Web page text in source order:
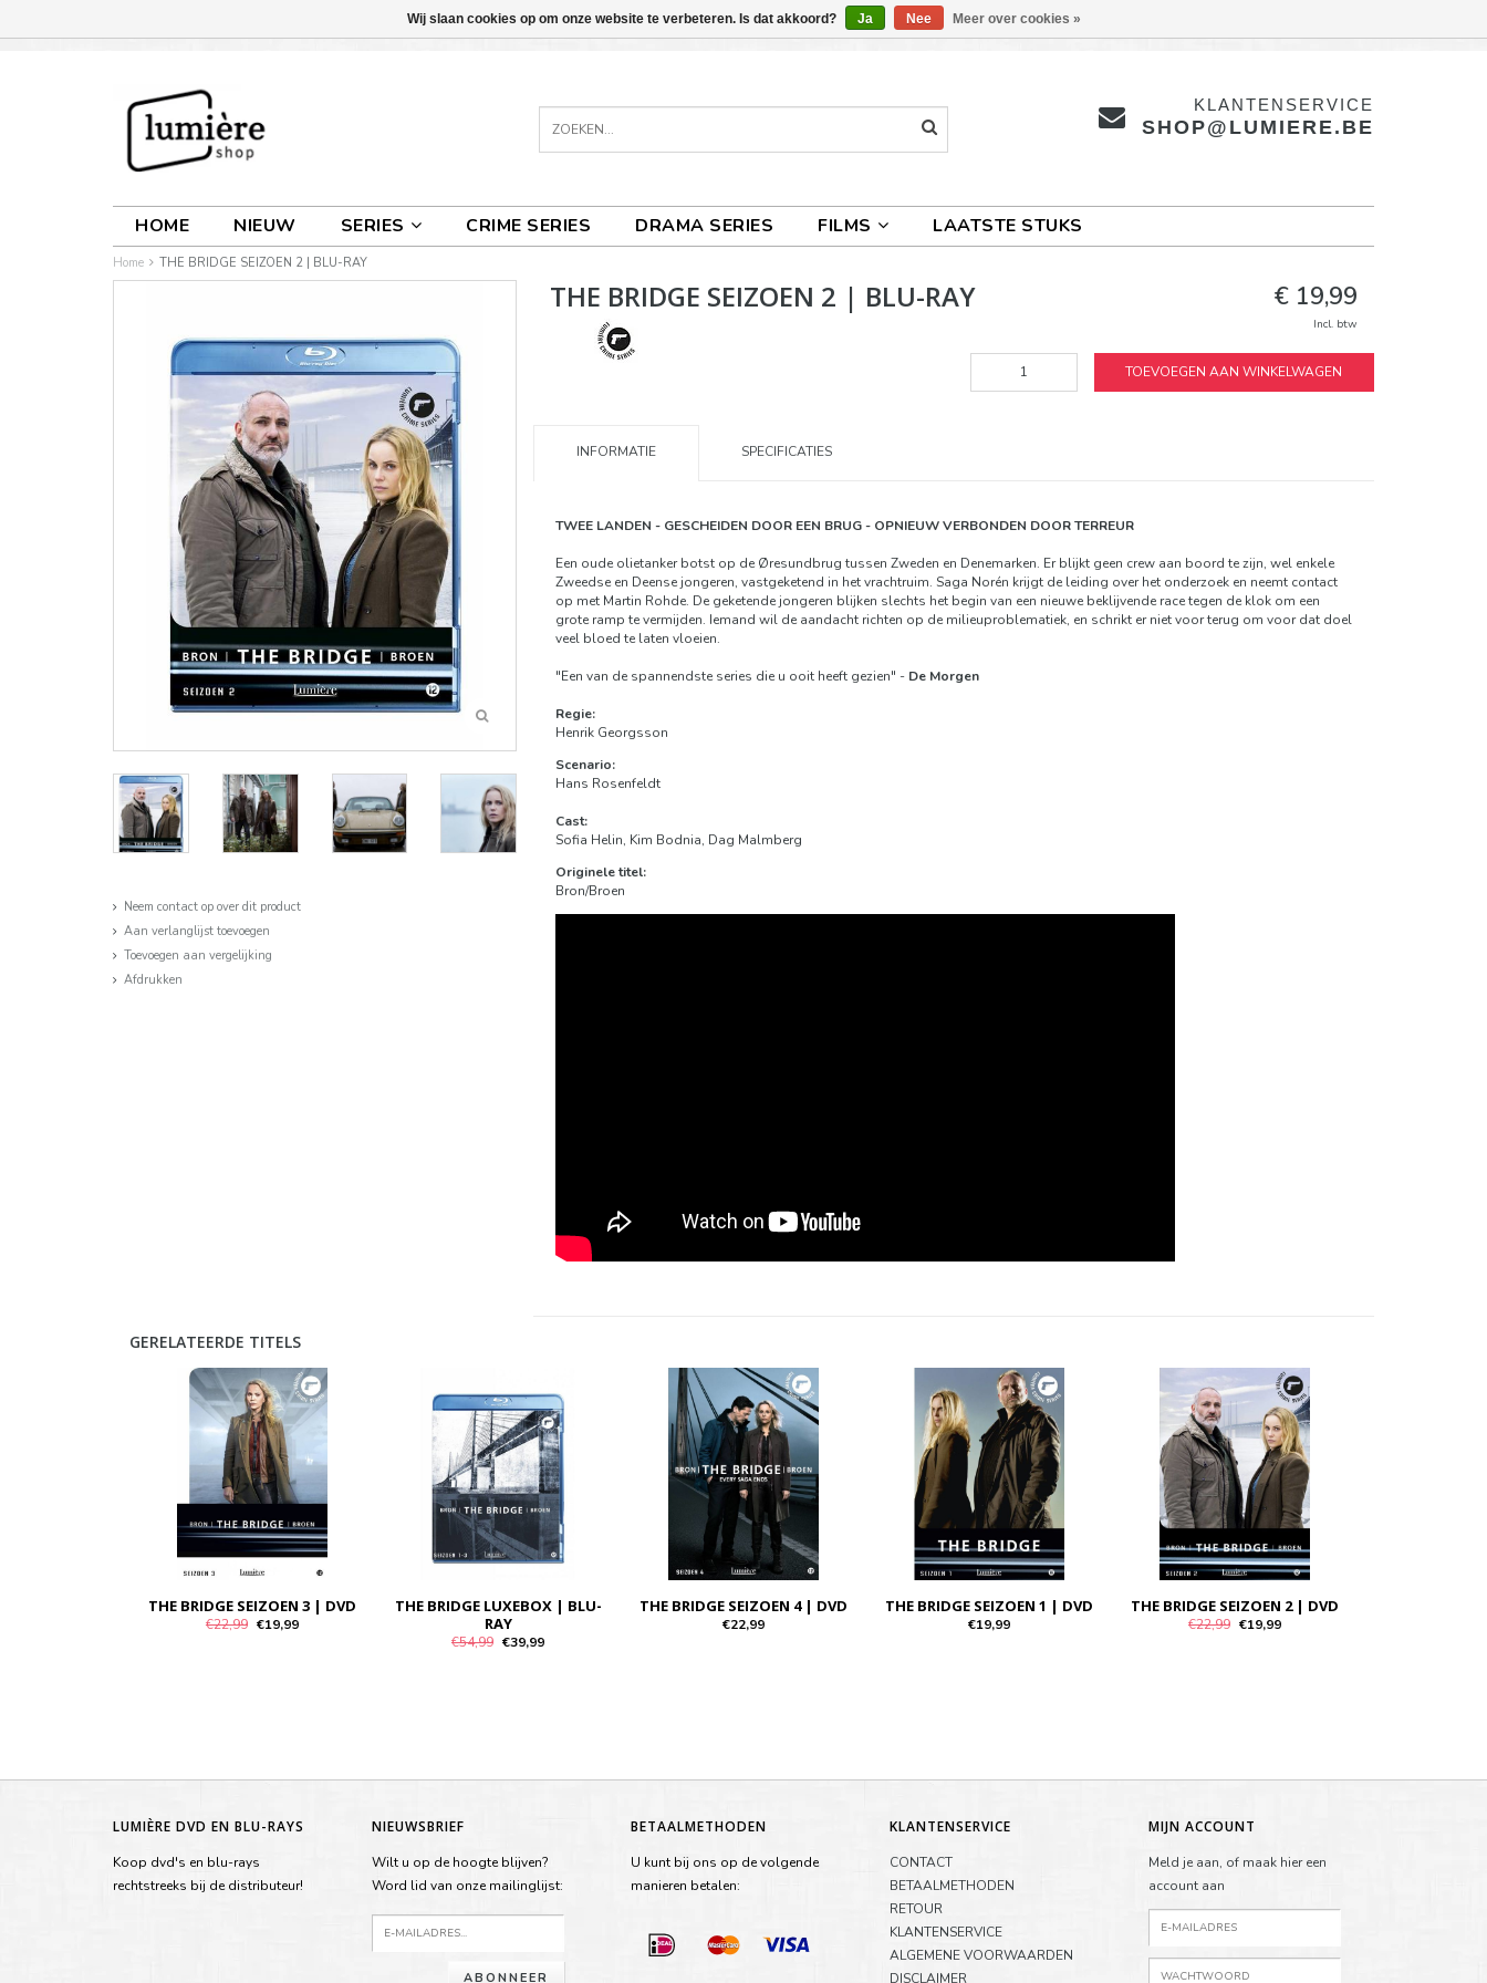
KLANTENSERVICE
SHOP@LUMIERE.BE
HOME NIEUW SERIES CRIME SERIES DRAMA SERIES FILMS LAATSTE STUKS
Home THE BRIDGE SEIZOEN 2 | BLU-RAY
Neem contact op over dit product
Aan verlanglijst toevoegen
Toevoegen aan vergelijking
Afdrukken
THE BRIDGE SEIZOEN 2 | BLU-RAY € 19,99
Incl. btw
TOEVOEGEN AAN WINKELWAGEN
INFORMATIE SPECIFICATIES
TWEE LANDEN - GESCHEIDEN DOOR EEN BRUG - OPNIEUW VERBONDEN DOOR TERREUR
Een oude olietanker botst op de Øresundbrug tussen Zweden en Denemarken. Er blijkt geen crew aan boord te zijn, wel enkele
Zweedse en Deense jongeren, vastgeketend in het vrachtruim. Saga Norén krijgt de leiding over het onderzoek en neemt contact
op met Martin Rohde. De geketende jongeren blijken slechts het begin van een nieuwe beklijvende race tegen de klok om een
grote ramp te vermijden. Iemand wil de aandacht richten op de milieuproblematiek, en schrikt er niet voor terug om voor dat doel
veel bloed te laten vloeien.
"Een van de spannendste series die u ooit heeft gezien" - De Morgen
Regie:
Henrik Georgsson
Scenario:
Hans Rosenfeldt
Cast:
Sofia Helin, Kim Bodnia, Dag Malmberg
Originele titel:
Bron/Broen
GERELATEERDE TITELS
THE BRIDGE SEIZOEN 3 | DVD
€22,99 €19,99
THE BRIDGE LUXEBOX | BLU-
RAY
€54,99 €39,99
THE BRIDGE SEIZOEN 4 | DVD
€22,99
THE BRIDGE SEIZOEN 1 | DVD
€19,99
THE BRIDGE SEIZOEN 2 | DVD
€22,99 €19,99
LUMIÈRE DVD EN BLU-RAYS
Koop dvd's en blu-rays
rechtstreeks bij de distributeur!
NIEUWSBRIEF
Wilt u op de hoogte blijven?
Word lid van onze mailinglijst:
ABONNEER
BETAALMETHODEN
U kunt bij ons op de volgende
manieren betalen:
KLANTENSERVICE
CONTACT
BETAALMETHODEN
RETOUR
KLANTENSERVICE
ALGEMENE VOORWAARDEN
DISCLAIMER
MIJN ACCOUNT
Meld je aan, of maak hier een
account aan
Wij slaan cookies op om onze website te verbeteren. Is dat akkoord? Ja Nee Meer over cookies »